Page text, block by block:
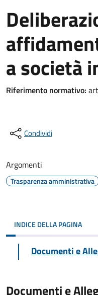
a società
Riferimento normativo:
Condividi
Argomenti
Trasparenza amministrativa
INDICE DELLA PAGINA
Documenti e
Documenti e